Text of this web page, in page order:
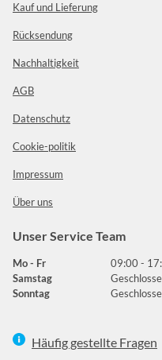
Kauf und Lieferung
Rücksendung
Nachhaltigkeit
AGB
Datenschutz
Cookie-politik
Impressum
Über uns
Unser Service Team
Mo - Fr
09:00 -
Samstag
Sonntag
Häufig gestellte Fragen